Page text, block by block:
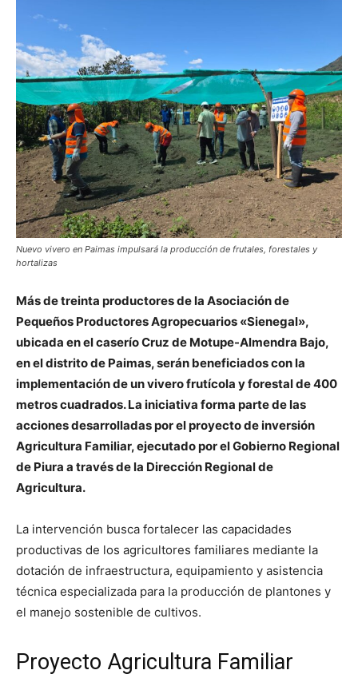
Nuevo vivero en Paimas impulsará la producción de frutales, forestales y
hortalizas
Más de treinta productores de la Asociación de
Pequeños Productores Agropecuarios «Sienegal»,
ubicada en el caserío Cruz de Motupe-Almendra Bajo,
en el distrito de Paimas, serán beneficiados con la
implementación de un vivero frutícola y forestal de 400
metros cuadrados. La iniciativa forma parte de las
acciones desarrolladas por el proyecto de inversión
Agricultura Familiar, ejecutado por el Gobierno Regional
de Piura a través de la Dirección Regional de
Agricultura.
La intervención busca fortalecer las capacidades
productivas de los agricultores familiares mediante la
dotación de infraestructura, equipamiento y asistencia
técnica especializada para la producción de plantones y
el manejo sostenible de cultivos.
Proyecto Agricultura Familiar